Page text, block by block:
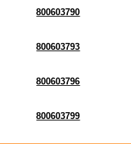
800603790
800603793
800603796
800603799